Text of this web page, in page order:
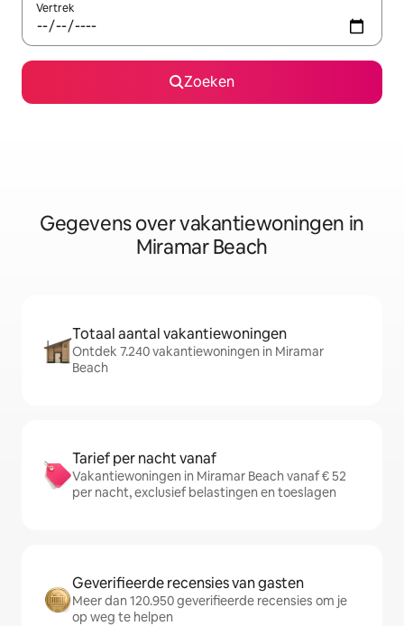
Vertrek
Zoeken
Gegevens over vakantiewoningen in
Miramar Beach
Totaal aantal vakantiewoningen
Ontdek 7.240 vakantiewoningen in Miramar
Beach
Tarief per nacht vanaf
Vakantiewoningen in Miramar Beach vanaf € 52
per nacht, exclusief belastingen en toeslagen
Geverifieerde recensies van gasten
Meer dan 120.950 geverifieerde recensies om je
op weg te helpen